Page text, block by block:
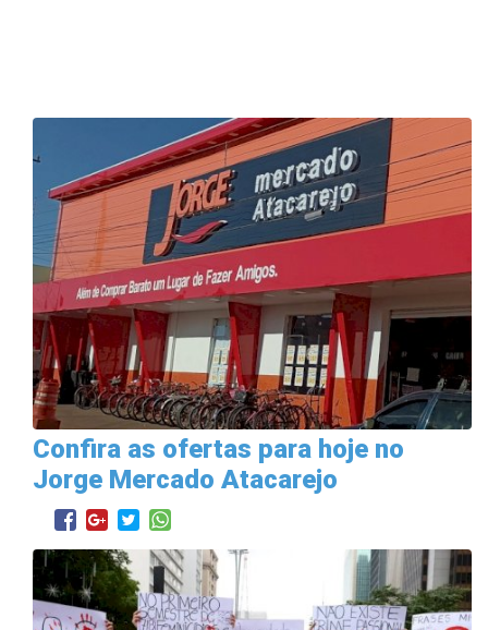
Confira as ofertas para hoje no
Jorge Mercado Atacarejo